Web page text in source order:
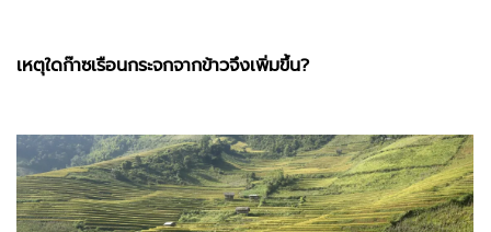
เหตุใดก๊าซเรือนกระจกจากข้าวจึงเพิ่มขึ้น?